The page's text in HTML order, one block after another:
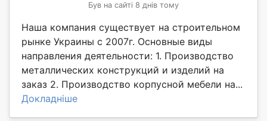
Був на сайті 8 днів тому
Наша компания существует на строительном
рынке Украины с 2007г. Основные виды
направления деятельности: 1. Производство
металлических конструкций и изделий на
заказ 2. Производство корпусной мебели на...
Докладніше